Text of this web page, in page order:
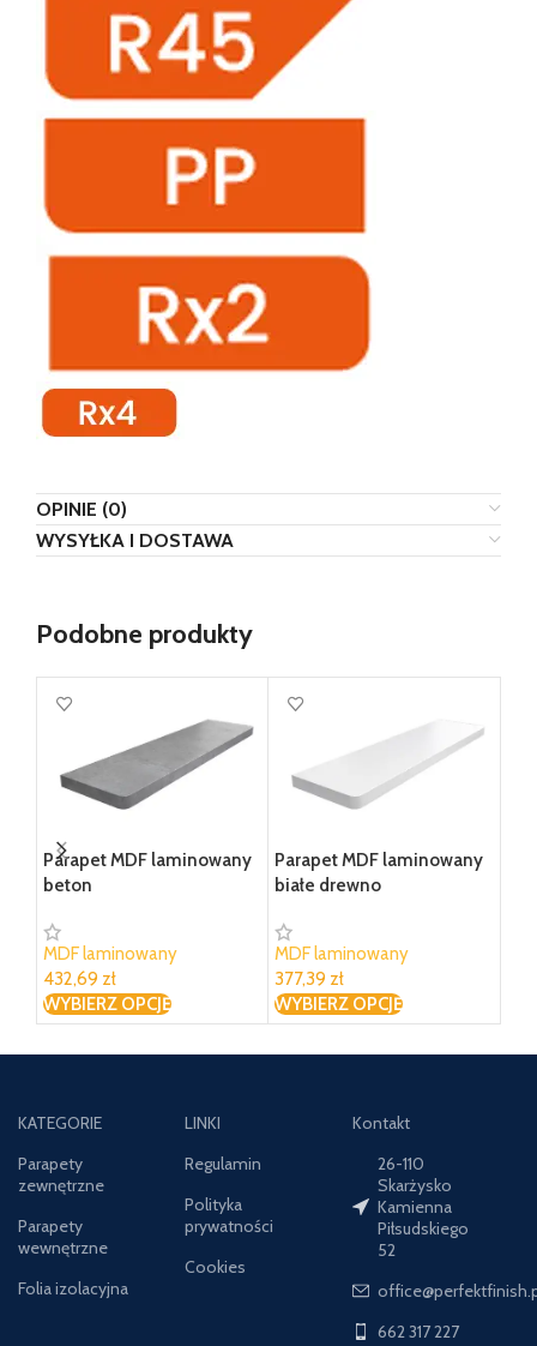
OPINIE (0)
WYSYŁKA I DOSTAWA
Podobne produkty
Parapet MDF laminowany
beton
MDF laminowany
432,69 zł
WYBIERZ OPCJĘ
Parapet MDF laminowany
białe drewno
MDF laminowany
377,39 zł
WYBIERZ OPCJĘ
KATEGORIE
Parapety
zewnętrzne
Parapety
wewnętrzne
Folia izolacyjna
LINKI
Regulamin
Polityka
prywatności
Cookies
Kontakt
26-110
Skarżysko
Kamienna
Piłsudskiego
52
662 317 227